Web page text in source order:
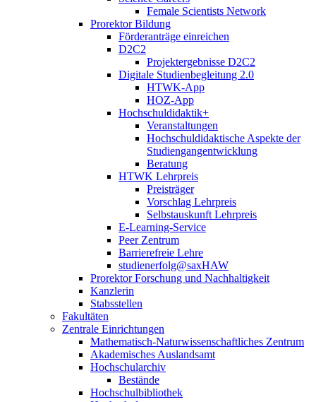
Female Scientists Network
Prorektor Bildung
Förderanträge einreichen
D2C2
Projektergebnisse D2C2
Digitale Studienbegleitung 2.0
HTWK-App
HOZ-App
Hochschuldidaktik+
Veranstaltungen
Hochschuldidaktische Aspekte der
Studiengangentwicklung
Beratung
HTWK Lehrpreis
Preisträger
Vorschlag Lehrpreis
Selbstauskunft Lehrpreis
E-Learning-Service
Peer Zentrum
Barrierefreie Lehre
studienerfolg@saxHAW
Prorektor Forschung und Nachhaltigkeit
Kanzlerin
Stabsstellen
Fakultäten
Zentrale Einrichtungen
Mathematisch-Naturwissenschaftliches Zentrum
Akademisches Auslandsamt
Hochschularchiv
Bestände
Hochschulbibliothek